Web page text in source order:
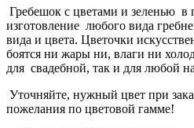
Гребешок с цветами и зеленью в
изготовление любого вида
вида и цвета. Цветочки
боятся ни жары ни, влаги ни
для свадебной, так и для любой
Уточняйте, нужный цвет при
пожелания по цветовой гамме!